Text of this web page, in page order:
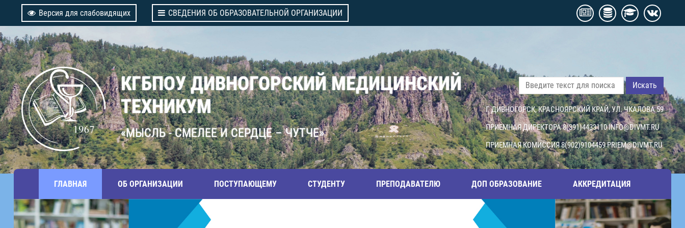
Версия для слабовидящих СВЕДЕНИЯ ОБ ОБРАЗОВАТЕЛЬНОЙ ОРГАНИЗАЦИИ
КГБПОУ ДИВНОГОРСКИЙ МЕДИЦИНСКИЙ
ТЕХНИКУМ
«МЫСЛЬ - СМЕЛЕЕ И СЕРДЦЕ – ЧУТЧЕ»
Искать
Г. ДИВНОГОРСК, КРАСНОЯРСКИЙ КРАЙ, УЛ. ЧКАЛОВА 59
ПРИЕМНАЯ ДИРЕКТОРА 8(391)4433110INFO@DIVMT.RU
ПРИЕМНАЯ КОМИССИЯ 8(902)9104459PRIEM@DIVMT.RU
ГЛАВНАЯ ОБ ОРГАНИЗАЦИИ ПОСТУПАЮЩЕМУ СТУДЕНТУ ПРЕПОДАВАТЕЛЮ ДОП ОБРАЗОВАНИЕ АККРЕДИТАЦИЯ